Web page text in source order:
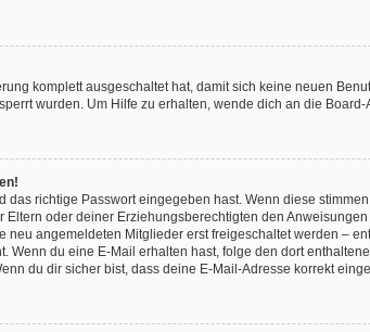
komplett ausgeschaltet hat, damit sich keine neuen
wurden. Um Hilfe zu erhalten, wende dich an die Board-
richtige Passwort eingegeben hast. Wenn diese
oder deiner Erziehungsberechtigten den
angemeldeten Mitglieder erst freigeschaltet werden –
Wenn du eine E-Mail erhalten hast, folge den dort
du dir sicher bist, dass deine E-Mail-Adresse korrekt